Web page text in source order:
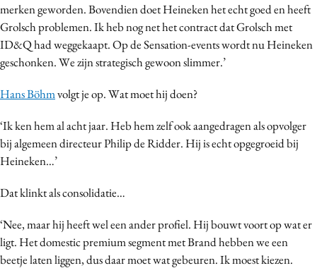
merken geworden. Bovendien doet Heineken het echt goed en heeft
Grolsch problemen. Ik heb nog net het contract dat Grolsch met
ID&Q had weggekaapt. Op de Sensation-events wordt nu Heineken
geschonken. We zijn strategisch gewoon slimmer.’
Hans Böhmvolgt je op. Wat moet hij doen?
‘Ik ken hem al acht jaar. Heb hem zelf ook aangedragen als opvolger
bij algemeen directeur Philip de Ridder. Hij is echt opgegroeid bij
Heineken…’
Dat klinkt als consolidatie…
‘Nee, maar hij heeft wel een ander profiel. Hij bouwt voort op wat er
ligt. Het domestic premium segment met Brand hebben we een
beetje laten liggen, dus daar moet wat gebeuren. Ik moest kiezen.